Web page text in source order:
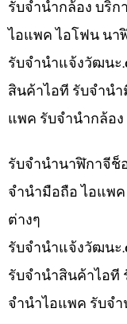
รับจำนำกล้อง บริ
ไอแพค ไอโฟน นา
รับจํานําแจ้งวัฒนะ
สินค้าไอที รับจำน
แพค รับจำนำกล้อง
รับจำนำนาฬิกาจีช็
จำนำมือถือ ไอแพ
ต่างๆ
รับจํานําแจ้งวัฒนะ
รับจำนำสินค้าไอที
จำนำไอแพค รับจำ